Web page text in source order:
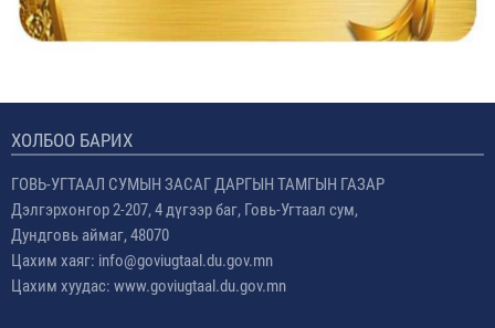
ХОЛБОО БАРИХ
ГОВЬ-УГТААЛ СУМЫН ЗАСАГ ДАРГЫН ТАМГЫН ГАЗАР
Дэлгэрхонгор 2-207, 4 дүгээр баг, Говь-Угтаал сум,
Дундговь аймаг, 48070
Цахим хаяг: info@goviugtaal.du.gov.mn
Цахим хуудас: www.goviugtaal.du.gov.mn